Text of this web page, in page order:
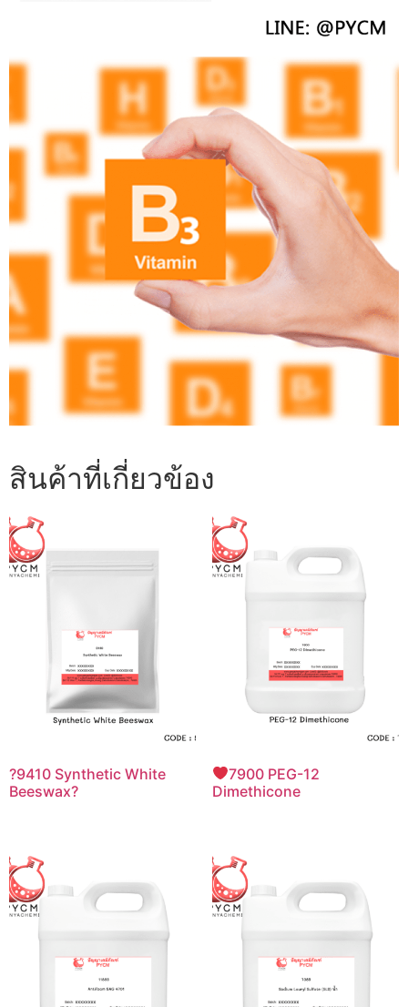
สินค้าที่เกี่ยวข้อง
?9410 Synthetic White
Beeswax?
7900 PEG-12
Dimethicone